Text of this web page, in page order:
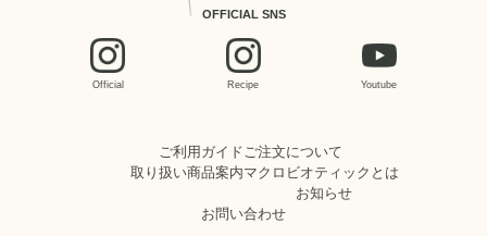
OFFICIAL SNS
Official Recipe Youtube
ご利用ガイド ご注文について
取り扱い商品案内マクロビオティックとは
お知らせ
お問い合わせ